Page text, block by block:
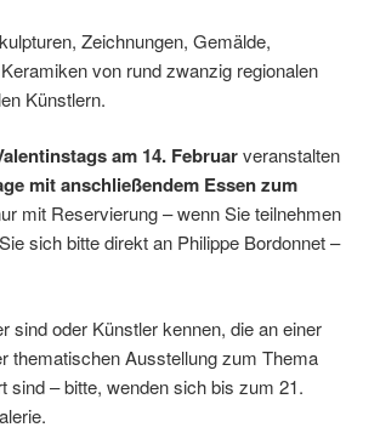
Zeichnungen, Gemälde,
von rund zwanzig regionalen
Künstlern.
am 14. Februarveranstalten
mit anschließendem Essen zum
mit Reservierung – wenn Sie teilnehmen
sich bitte direkt an Philippe Bordonnet –
sind oder Künstler kennen, die an einer
thematischen Ausstellung zum Thema
sind – bitte, wenden sich bis zum 21.